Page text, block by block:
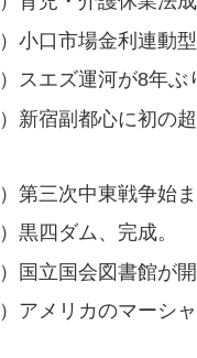
小口市場金利連動
スエズ運河が8年ぶ
新宿副都心に初の
第三次中東戦争始
黒四ダム、完成。
国立国会図書館が開
アメリカのマーシ